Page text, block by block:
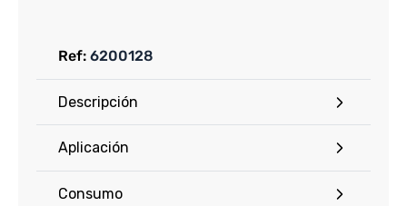
Ref: 6200128
Descripción
Aplicación
Consumo